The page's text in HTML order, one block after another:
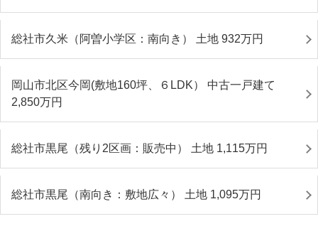
総社市久米（阿曽小学区：南向き） 土地 932万円
岡山市北区今岡(敷地160坪、６LDK） 中古一戸建て
2,850万円
総社市黒尾（残り2区画：販売中） 土地 1,115万円
総社市黒尾（南向き：敷地広々） 土地 1,095万円